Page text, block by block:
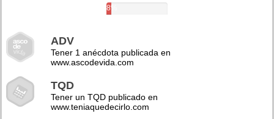
8%
ADV
Tener 1 anécdota publicada en
www.ascodevida.com
TQD
Tener un TQD publicado en
www.teniaquedecirlo.com